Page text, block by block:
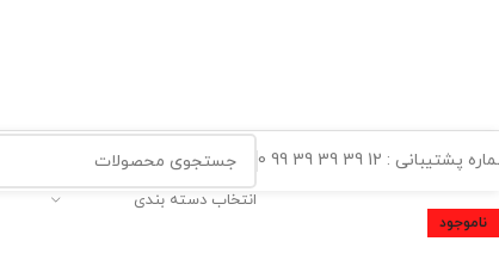
پشتیبانی : 12 39 39 39 99 0
انتخاب دسته بندی
ناموجود